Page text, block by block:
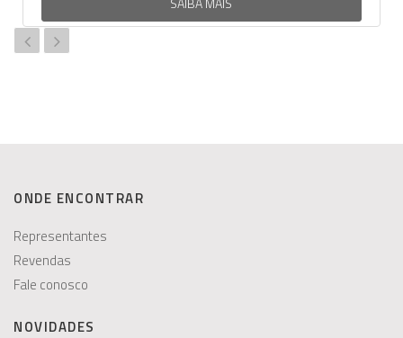
ONDE ENCONTRAR
Representantes
Revendas
Fale conosco
NOVIDADES